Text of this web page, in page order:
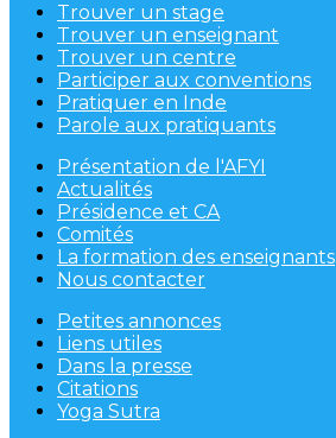
Trouver un stage
Trouver un enseignant
Trouver un centre
Participer aux conventions
Pratiquer en Inde
Parole aux pratiquants
Présentation de l'AFYI
Actualités
Présidence et CA
Comités
La formation des enseignants
Nous contacter
Petites annonces
Liens utiles
Dans la presse
Citations
Yoga Sutra